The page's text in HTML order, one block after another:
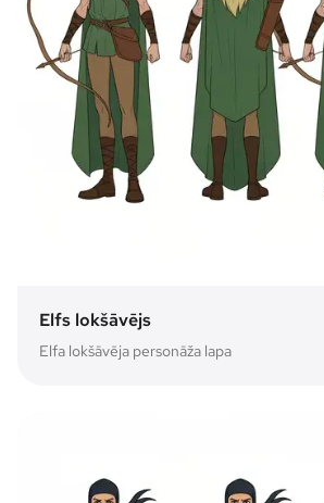
Elfs lokšāvējs
Elfa lokšāvēja personāža lapa